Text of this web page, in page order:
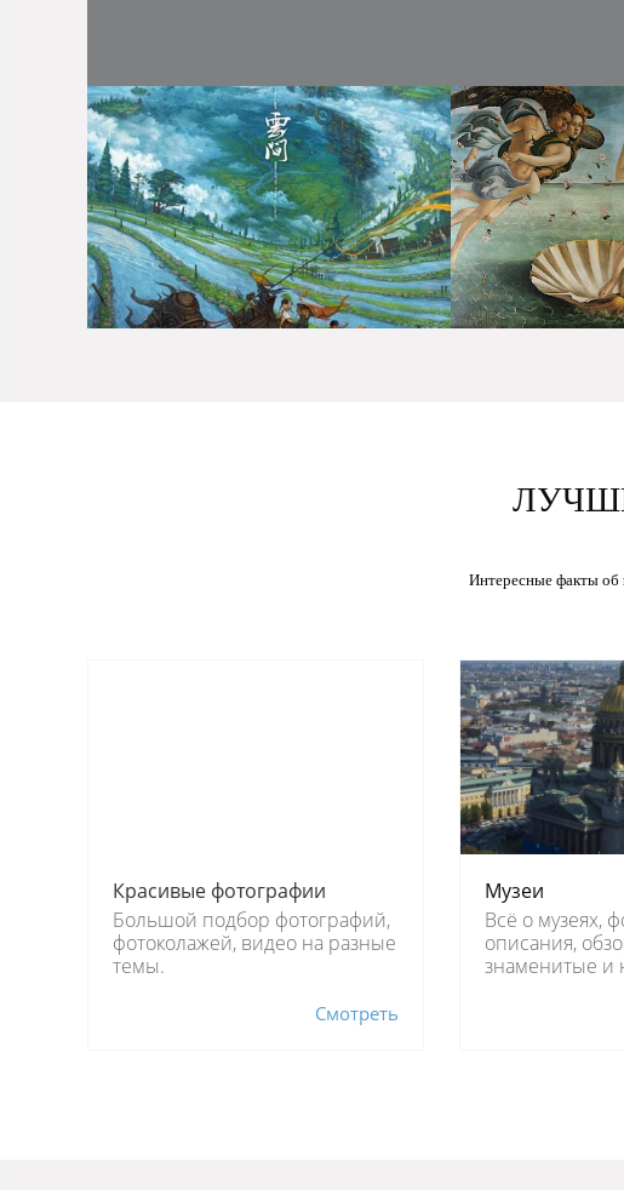
Интересные факты об
Красивые фотографии
Большой подбор фотографий,
фотоколажей, видео на разные
темы.
Смотреть
Музеи
Всё о музеях,
описания,
знаменитые и